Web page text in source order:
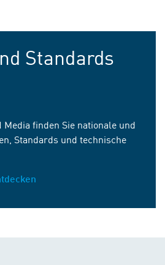
Standards
Media finden Sie nationale und
Standards und technische